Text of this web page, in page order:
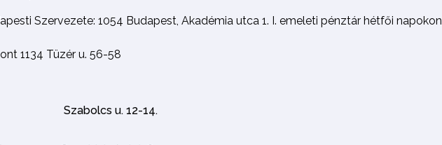
Szervezete: 1054 Budapest, Akadémia utca 1. I. emeleti pénztár hétfői napokon
1134 Tüzér u. 56-58
Szabolcs u. 12-14.